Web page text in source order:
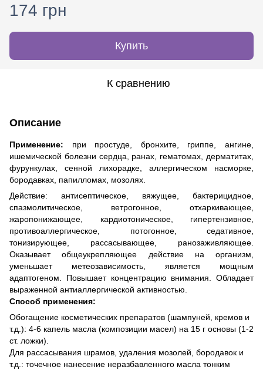
174 грн
Купить
К сравнению
Описание
Применение: при простуде, бронхите, гриппе, ангине,
ишемической болезни сердца, ранах, гематомах, дерматитах,
фурункулах, сенной лихорадке, аллергическом насморке,
бородавках, папилломах, мозолях.
Действие: антисептическое, вяжущее, бактерицидное,
спазмолитическое, ветрогонное, отхаркивающее,
жаропонижающее, кардиотоническое, гипертензивное,
противоаллергическое, потогонное, седативное,
тонизирующее, рассасывающее, ранозаживляющее.
Оказывает общеукрепляющее действие на организм,
уменьшает метеозависимость, является мощным
адаптогеном. Повышает концентрацию внимания. Обладает
выраженной антиаллергической активностью.
Способ применения:
Обогащение косметических препаратов (шампуней, кремов и
т.д.): 4-6 капель масла (композиции масел) на 15 г основы (1-2
ст. ложки).
Для рассасывания шрамов, удаления мозолей, бородавок и
т.д.: точечное нанесение неразбавленного масла тонким